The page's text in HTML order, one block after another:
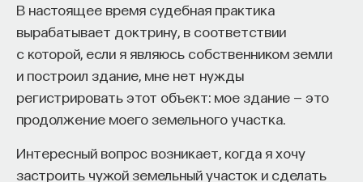
В настоящее время судебная практика
вырабатывает доктрину, в соответствии
с которой, если я являюсь собственником земли
и построил здание, мне нет нужды
регистрировать этот объект: мое здание — это
продолжение моего земельного участка.
Интересный вопрос возникает, когда я хочу
застроить чужой земельный участок и сделать
расширяться — слушайте подкаст наYouTube
Яндекс Музыке,Apple Podcasts, VKиSpotify
6/30/2026